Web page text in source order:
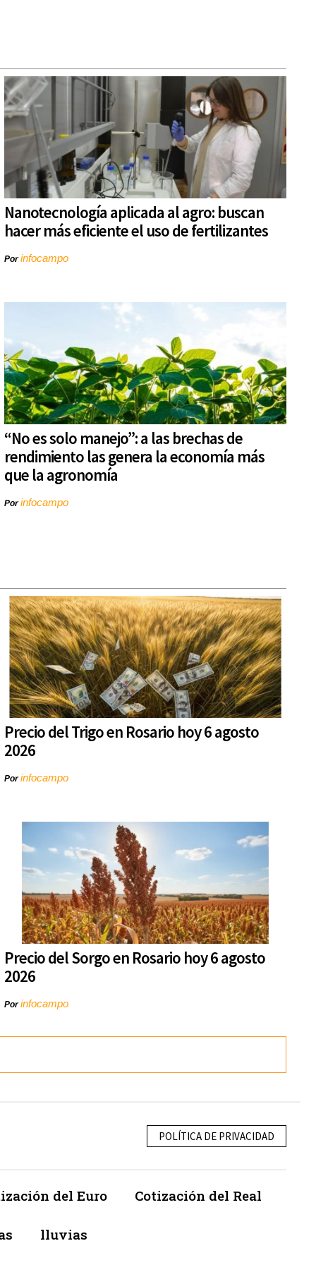
Nanotecnología aplicada al agro: buscan
hacer más eficiente el uso de fertilizantes
Porinfocampo
“No es solo manejo”: a las brechas de
rendimiento las genera la economía más
que la agronomía
Porinfocampo
Precio del Trigo en Rosario hoy 6 agosto
2026
Porinfocampo
Precio del Sorgo en Rosario hoy 6 agosto
2026
Porinfocampo
POLÍTICA DE PRIVACIDAD
del Euro Cotización del Real
lluvias